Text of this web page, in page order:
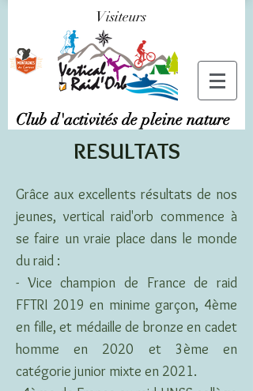
Visiteurs
Club d'activités de pleine nature
RESULTATS
Grâce aux excellents résultats de nos
jeunes, vertical raid'orb commence à
se faire un vraie place dans le monde
du raid :
- Vice champion de France de raid
FFTRI 2019 en minime garçon, 4ème
en fille, et médaille de bronze en cadet
homme en 2020 et 3ème en
catégorie junior mixte en 2021.